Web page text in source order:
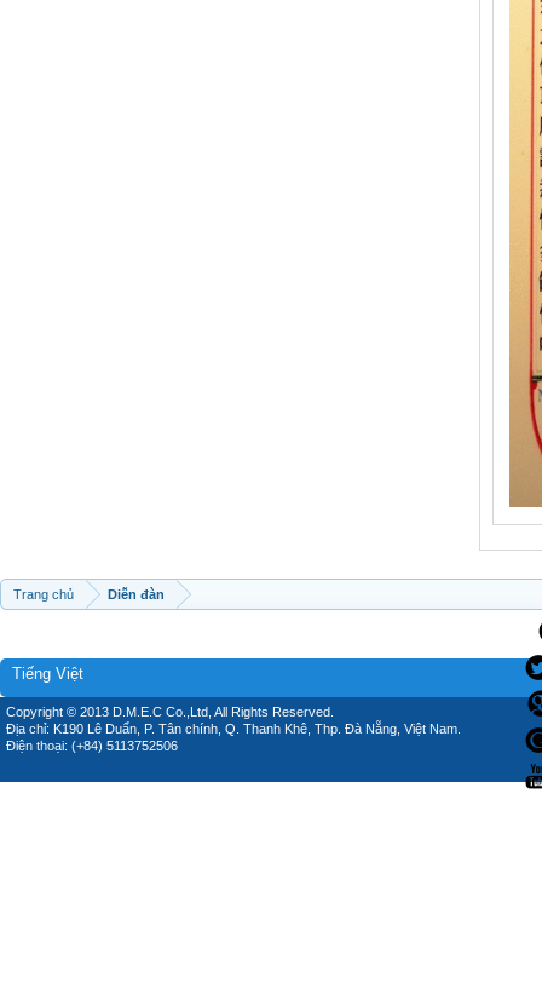
Trang chủ Diễn đàn
Tiếng Việt
Copyright © 2013 D.M.E.C Co.,Ltd, All Rights Reserved.
Địa chỉ: K190 Lê Duẩn, P. Tân chính, Q. Thanh Khê, Thp. Đà Nẵng, Việt Nam.
Điện thoại: (+84) 5113752506